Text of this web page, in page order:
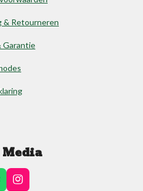
& Retourneren
Garantie
I